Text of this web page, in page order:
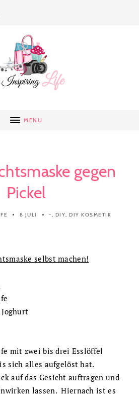
MENU
gegen
Pickel
8 JULI -, DIY,DIY KOSMETIK
selbst machen!
mit zwei bis drei Esslöffel
sich alles aufgelöst hat.
auf das Gesicht auftragen und
lassen. Hiernach ist es